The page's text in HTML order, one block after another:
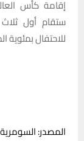
ستقام أول ثلاث
للاحتفال بمئوية
المصدر: السومرية